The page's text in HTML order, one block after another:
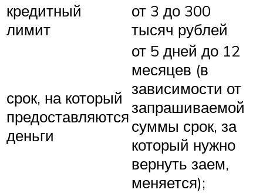
кредитный
лимит
от 3 до 300
тысяч рублей
срок, на который
предоставляются
деньги
от 5 дней до 12
месяцев (в
зависимости от
запрашиваемой
суммы срок, за
который нужно
вернуть заем,
меняется);